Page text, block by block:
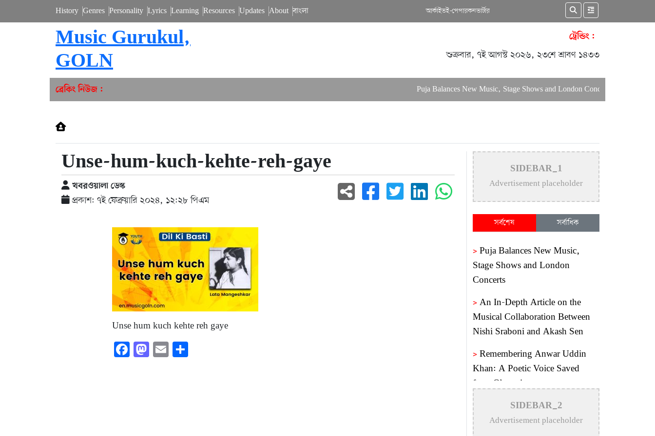
History Genres Personality Lyrics Learning Resources Updates About বাংলা আর্কাইভই-পেপারকনভার্টার
Music Gurukul,
GOLN
ট্রেন্ডিং :
শুক্রবার, ৭ই আগস্ট ২০২৬, ২৩শে শ্রাবণ ১৪৩৩
ব্রেকিং নিউজ : Puja Balances New Music, Stage Shows and London Concerts
Unse-hum-kuch-kehte-reh-gaye
খবরওয়ালা ডেস্ক
প্রকাশ: ৭ই ফেব্রুয়ারি ২০২৪, ১২:২৮ পিএম
Unse hum kuch kehte reh gaye
Facebook
Mastodon
EmailShare
SIDEBAR_1
Advertisement placeholder
সর্বশেষ সর্বাধিক
> Puja Balances New Music,
Stage Shows and London
Concerts
> An In-Depth Article on the
Musical Collaboration Between
Nishi Sraboni and Akash Sen
> Remembering Anwar Uddin
Khan: A Poetic Voice Saved
from Obscurity
>
Remembering Mohammed
Rafi: The Immortal Voice of
SIDEBAR_2
Advertisement placeholder